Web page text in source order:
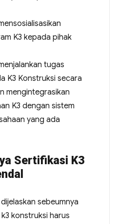
K3 kepada pihak
tugas
K3 Konstruksi secara
mengintegrasikan
K3 dengan sistem
yang ada
Sertifikasi K3
sebeumnya
konstruksi harus